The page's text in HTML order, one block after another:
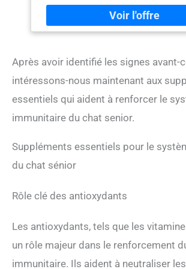
Après avoir identifié les signes avant-
intéressons-nous maintenant aux
essentiels qui aident à renforcer le
immunitaire du chat senior.
Suppléments essentiels pour le
du chat sénior
Rôle clé des antioxydants
Les antioxydants, tels que les
un rôle majeur dans le renforcement
immunitaire. Ils aident à neutraliser